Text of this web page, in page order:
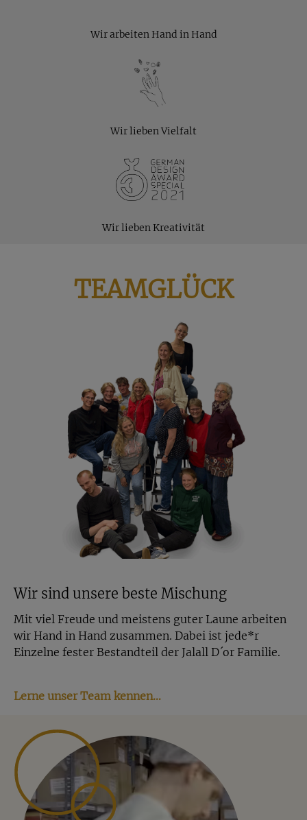
Wir arbeiten Hand in Hand
Wir lieben Vielfalt
Wir lieben Kreativität
TEAMGLÜCK
Wir sind unsere beste Mischung
Mit viel Freude und meistens guter Laune arbeiten
wir Hand in Hand zusammen. Dabei ist jede*r
Einzelne fester Bestandteil der Jalall D´or Familie.
Lerne unser Team kennen…